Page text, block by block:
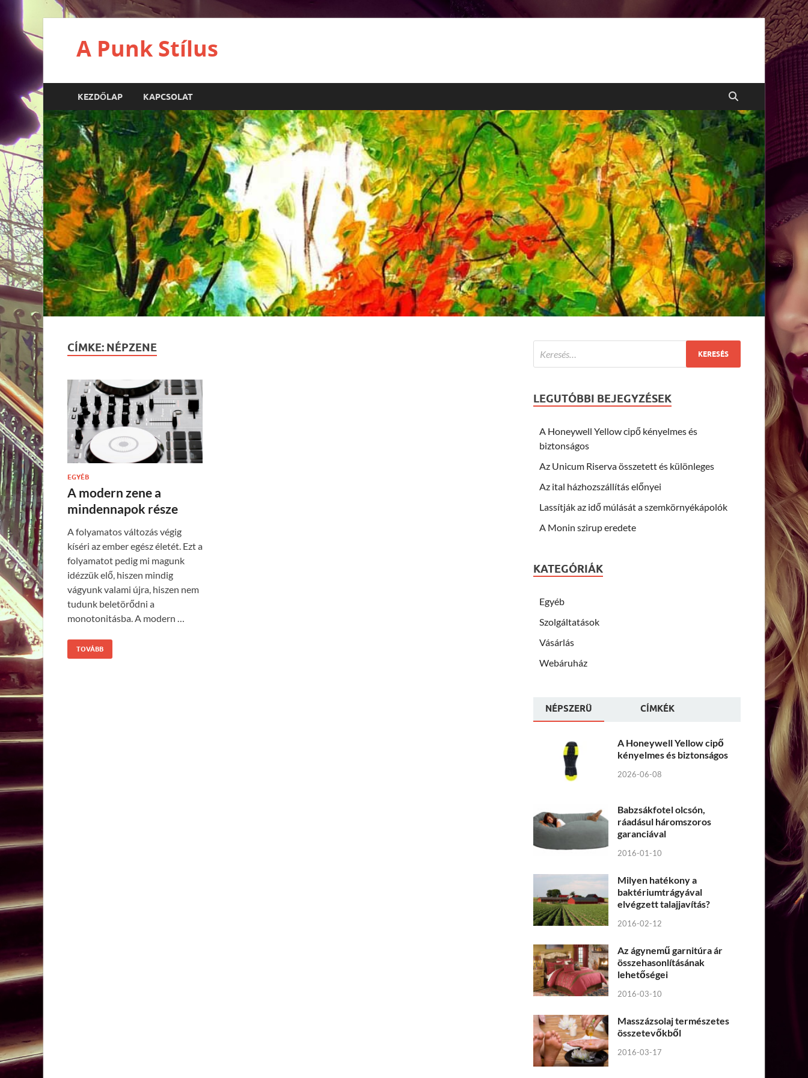
A Punk Stílus
KEZDŐLAP KAPCSOLAT
CÍMKE: NÉPZENE
EGYÉB
A modern zene a
mindennapok része
A folyamatos változás végig
kíséri az ember egész életét. Ezt a
folyamatot pedig mi magunk
idézzük elő, hiszen mindig
vágyunk valami újra, hiszen nem
tudunk beletörődni a
monotonitásba. A modern …
TOVÁBB
LEGUTÓBBI BEJEGYZÉSEK
A Honeywell Yellow cipő kényelmes és
biztonságos
Az Unicum Riserva összetett és különleges
Az ital házhozszállítás előnyei
Lassítják az idő múlását a szemkörnyékápolók
A Monin szirup eredete
KATEGÓRIÁK
Egyéb
Szolgáltatások
Vásárlás
Webáruház
NÉPSZERÜ CÍMKÉK
A Honeywell Yellow cipő
kényelmes és biztonságos
2026-06-08
Babzsákfotel olcsón,
ráadásul háromszoros
garanciával
2016-01-10
Milyen hatékony a
baktériumtrágyával
elvégzett talajjavítás?
2016-02-12
Az ágynemű garnitúra ár
összehasonlításának
lehetőségei
2016-03-10
Masszázsolaj természetes
összetevőkből
2016-03-17